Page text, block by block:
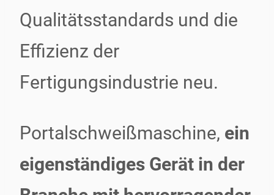
Qualitätsstandards und die
Effizienz der
Fertigungsindustrie neu.
Portalschweißmaschine, ein
eigenständiges Gerät in der